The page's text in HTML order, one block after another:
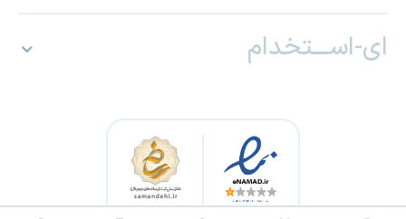
ای-اســـتخدام